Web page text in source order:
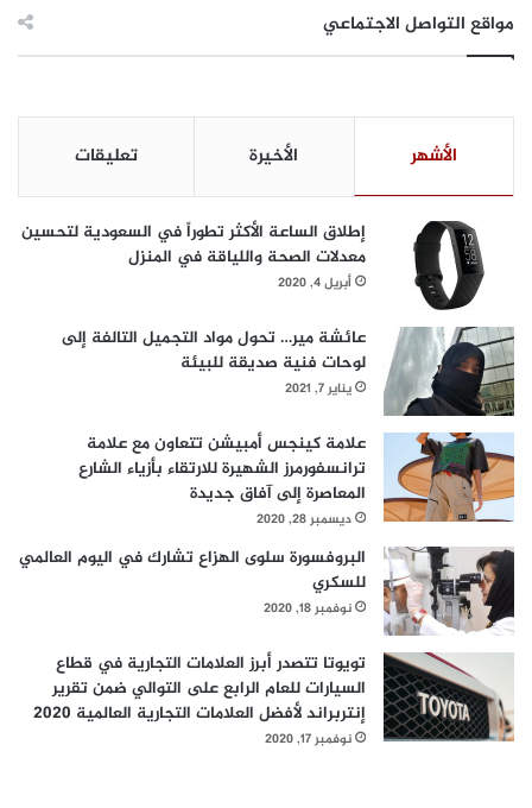
مواقع التواصل الاجتماعي
الأشهر الأخيرة تعليقات
إطلاق الساعة الأكثر تطوراً في السعودية لتحسين
معدلات الصحة واللياقة في المنزل
أبريل 4, 2020
عائشة مير… تحول مواد التجميل التالفة إلى
لوحات فنية صديقة للبيئة
يناير 7, 2021
علامة كينجس أمبيشن تتعاون مع علامة
ترانسفورمرز الشهيرة للارتقاء بأزياء الشارع
المعاصرة إلى آفاق جديدة
ديسمبر 28, 2020
البروفسورة سلوى الهزاع تشارك في اليوم العالمي
للسكري
نوفمبر 18, 2020
تويوتا تتصدر أبرز العلامات التجارية في قطاع
السيارات للعام الرابع على التوالي ضمن تقرير
إنتربراند لأفضل العلامات التجارية العالمية 2020
نوفمبر 17, 2020